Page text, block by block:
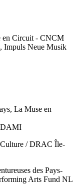
en Circuit - CNCM
Impuls Neue Musik
La Muse en
/ DRAC Île-
des Pays-
Arts Fund NL